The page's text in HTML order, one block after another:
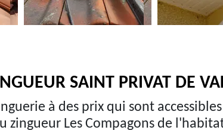
SAINT PRIVAT DE
à des prix qui sont
zingueur Les Compagons de